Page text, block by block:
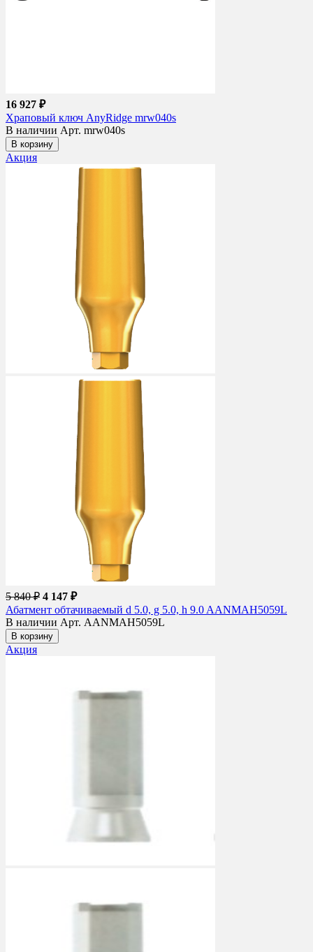
16 927 ₽
Храповый ключ AnyRidge mrw040s
В наличии Арт. mrw040s
В корзину
Акция
5 840 ₽ 4 147 ₽
Абатмент обтачиваемый d 5.0, g 5.0, h 9.0 AANMAH5059L
В наличии Арт. AANMAH5059L
В корзину
Акция